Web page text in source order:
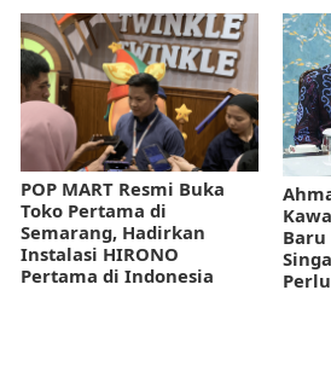
POP MART Resmi Buka
Toko Pertama di
Semarang, Hadirkan
Instalasi HIRONO
Pertama di Indonesia